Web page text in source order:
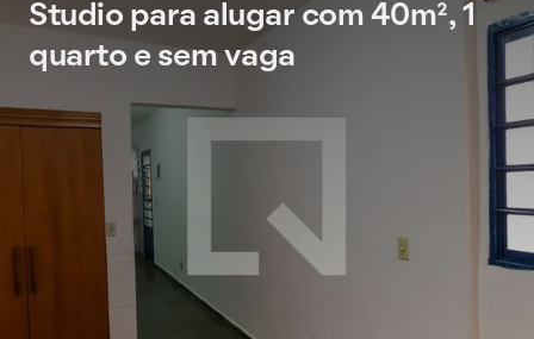
Studio para alugar com 40m², 1
quarto e sem vaga